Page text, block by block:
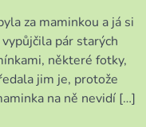
za maminkou a já si
pár starých
některé fotky,
jim je, protože
na ně nevidí […]